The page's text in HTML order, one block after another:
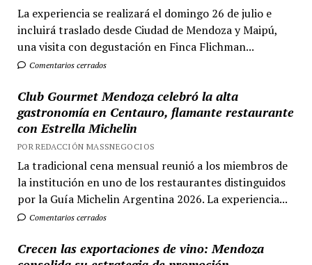
La experiencia se realizará el domingo 26 de julio e
incluirá traslado desde Ciudad de Mendoza y Maipú,
una visita con degustación en Finca Flichman...
Comentarios cerrados
Club Gourmet Mendoza celebró la alta
gastronomía en Centauro, flamante restaurante
con Estrella Michelin
POR REDACCIÓN MASSNEGOCIOS
La tradicional cena mensual reunió a los miembros de
la institución en uno de los restaurantes distinguidos
por la Guía Michelin Argentina 2026. La experiencia...
Comentarios cerrados
Crecen las exportaciones de vino: Mendoza